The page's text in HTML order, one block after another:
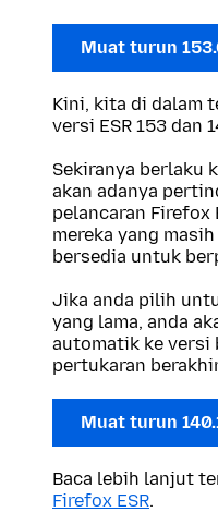
Muat turun
Kini, kita di dalam
versi ESR 153 dan
Sekiranya berlaku
akan adanya
pelancaran Firefox
mereka yang
bersedia untuk
Jika anda pilih
yang lama, anda
automatik ke versi
pertukaran
Muat turun
Baca lebih lanjut
Firefox ESR.